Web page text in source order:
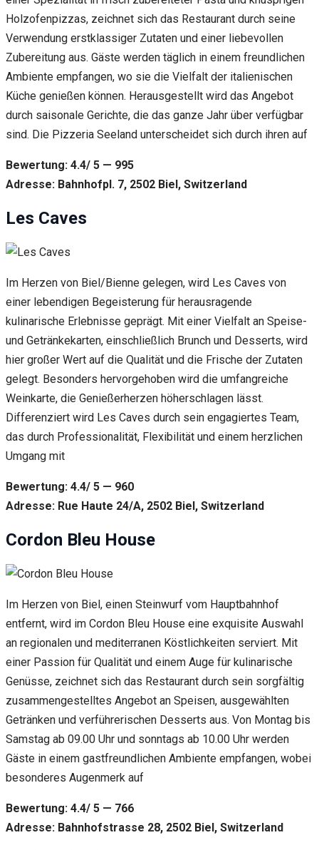
Holzofenpizzas, zeichnet sich das Restaurant durch seine
Verwendung erstklassiger Zutaten und einer liebevollen
Zubereitung aus. Gäste werden täglich in einem freundlichen
Ambiente empfangen, wo sie die Vielfalt der italienischen
Küche genießen können. Herausgestellt wird das Angebot
durch saisonale Gerichte, die das ganze Jahr über verfügbar
sind. Die Pizzeria Seeland unterscheidet sich durch ihren auf
Bewertung: 4.4/ 5 — 995
Adresse: Bahnhofpl. 7, 2502 Biel, Switzerland
Les Caves
Im Herzen von Biel/Bienne gelegen, wird Les Caves von
einer lebendigen Begeisterung für herausragende
kulinarische Erlebnisse geprägt. Mit einer Vielfalt an Speise-
und Getränkekarten, einschließlich Brunch und Desserts, wird
hier großer Wert auf die Qualität und die Frische der Zutaten
gelegt. Besonders hervorgehoben wird die umfangreiche
Weinkarte, die Genießerherzen höherschlagen lässt.
Differenziert wird Les Caves durch sein engagiertes Team,
das durch Professionalität, Flexibilität und einem herzlichen
Umgang mit
Bewertung: 4.4/ 5 — 960
Adresse: Rue Haute 24/A, 2502 Biel, Switzerland
Cordon Bleu House
Im Herzen von Biel, einen Steinwurf vom Hauptbahnhof
entfernt, wird im Cordon Bleu House eine exquisite Auswahl
an regionalen und mediterranen Köstlichkeiten serviert. Mit
einer Passion für Qualität und einem Auge für kulinarische
Genüsse, zeichnet sich das Restaurant durch sein sorgfältig
zusammengestelltes Angebot an Speisen, ausgewählten
Getränken und verführerischen Desserts aus. Von Montag bis
Samstag ab 09.00 Uhr und sonntags ab 10.00 Uhr werden
Gäste in einem gastfreundlichen Ambiente empfangen, wobei
besonderes Augenmerk auf
Bewertung: 4.4/ 5 — 766
Adresse: Bahnhofstrasse 28, 2502 Biel, Switzerland